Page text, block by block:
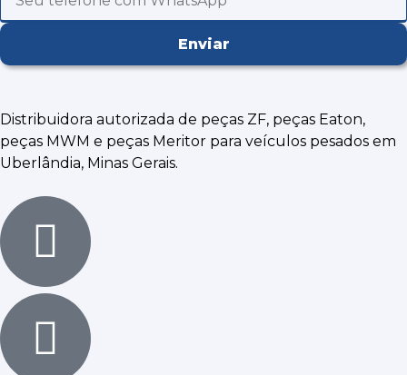
Enviar
Distribuidora autorizada de peças ZF, peças Eaton,
peças MWM e peças Meritor para veículos pesados em
Uberlândia, Minas Gerais.